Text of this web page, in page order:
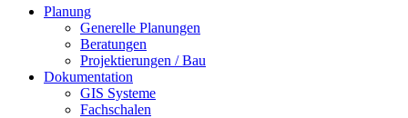
Planung
Generelle Planungen
Beratungen
Projektierungen / Bau
Dokumentation
GIS Systeme
Fachschalen